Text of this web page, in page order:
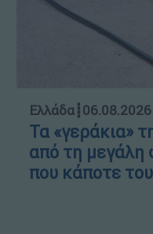
Ελλάδα┋
Τα «γεράκια»
από τη μεγάλη
που κάποτε